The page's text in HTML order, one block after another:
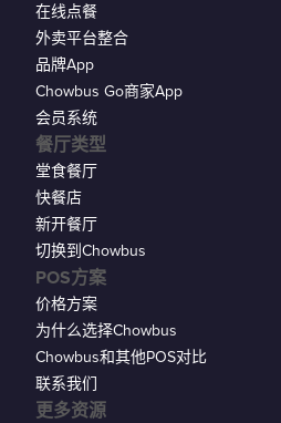
在线点餐
外卖平台整合
品牌App
Chowbus Go商家App
会员系统
餐厅类型
堂食餐厅
快餐店
新开餐厅
切换到Chowbus
POS方案
价格方案
为什么选择Chowbus
Chowbus和其他POS对比
联系我们
更多资源